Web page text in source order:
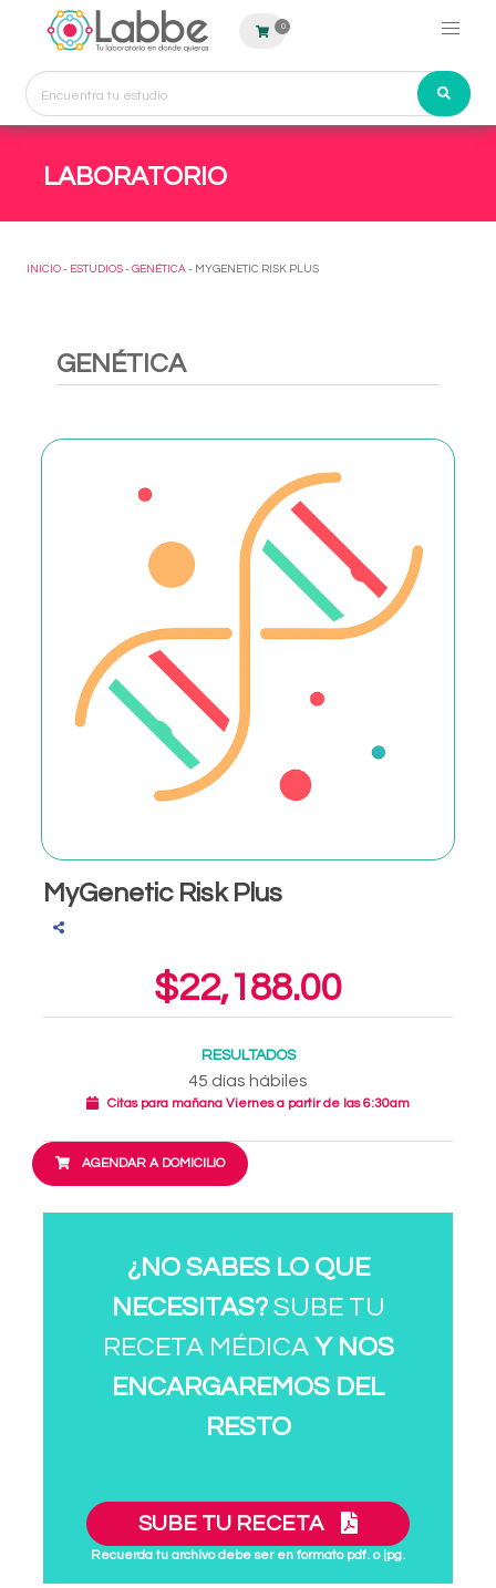
0
LABORATORIO
INICIO - ESTUDIOS - GENÉTICA - MYGENETIC RISK PLUS
GENÉTICA
MyGenetic Risk Plus
$22,188.00
RESULTADOS
45 días hábiles
Citas para mañana Viernes a partir de las 6:30am
AGENDAR A DOMICILIO
¿NO SABES LO QUE
NECESITAS?SUBE TU
RECETA MÉDICA Y NOS
ENCARGAREMOS DEL
RESTO
SUBE TU RECETA
Recuerda tu archivo debe ser en formato pdf. o jpg.